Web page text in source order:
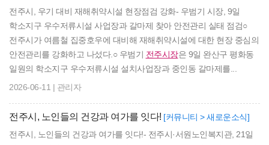
전주시, 우기 대비 재해취약시설 현장점검 강화- 우범기 시장, 9일
학소지구 우수저류시설 사업장과 갈마제 찾아 안전관리 실태 점검○
전주시가 여름철 집중호우에 대비해 재해취약시설에 대한 현장 중심의
안전관리를 강화하고 나섰다.○ 우범기 전주시장은 9일 완산구 평화동
일원의 학소지구 우수저류시설 설치사업장과 중인동 갈마제를...
2026-06-11 | 관리자
전주시, 노인들의 건강과 여가를 잇다! [커뮤니티 > 새로운소식]
전주시, 노인들의 건강과 여가를 잇다!- 전주시·서원노인복지관, 21일